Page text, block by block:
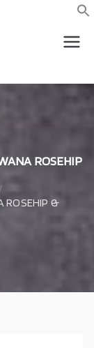
dla piekarni,
ROSEHIP
ROSEHIP &